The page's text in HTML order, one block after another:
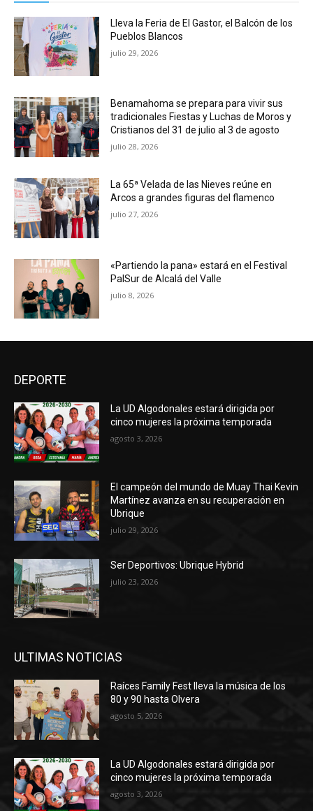
Lleva la Feria de El Gastor, el Balcón de los
Pueblos Blancos
julio 29, 2026
Benamahoma se prepara para vivir sus
tradicionales Fiestas y Luchas de Moros y
Cristianos del 31 de julio al 3 de agosto
julio 28, 2026
La 65ª Velada de las Nieves reúne en
Arcos a grandes figuras del flamenco
julio 27, 2026
«Partiendo la pana» estará en el Festival
PalSur de Alcalá del Valle
julio 8, 2026
DEPORTE
La UD Algodonales estará dirigida por
cinco mujeres la próxima temporada
agosto 3, 2026
El campeón del mundo de Muay Thai Kevin
Martínez avanza en su recuperación en
Ubrique
julio 29, 2026
Ser Deportivos: Ubrique Hybrid
julio 23, 2026
ULTIMAS NOTICIAS
Raíces Family Fest lleva la música de los
80 y 90 hasta Olvera
agosto 5, 2026
La UD Algodonales estará dirigida por
cinco mujeres la próxima temporada
agosto 3, 2026